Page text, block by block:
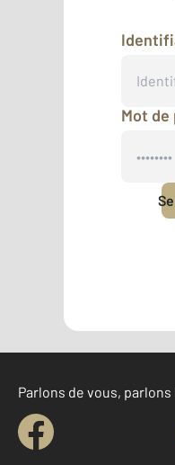
Mot de
Parlons de vous, parlons